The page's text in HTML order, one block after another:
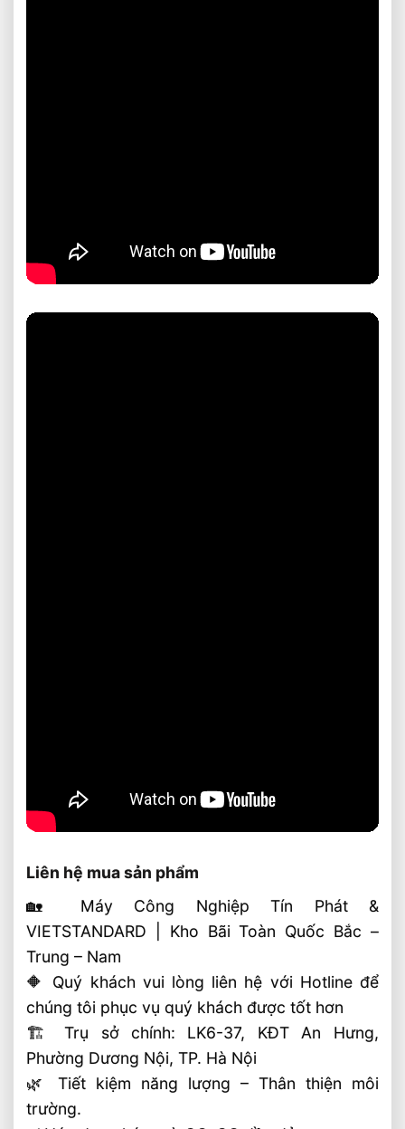
Liên hệ mua sản phẩm
🏡 Máy Công Nghiệp Tín Phát &
VIETSTANDARD | Kho Bãi Toàn Quốc Bắc –
Trung – Nam
🔶 Quý khách vui lòng liên hệ với Hotline để
chúng tôi phục vụ quý khách được tốt hơn
🏗 Trụ sở chính: LK6-37, KĐT An Hưng,
Phường Dương Nội, TP. Hà Nội
🌿 Tiết kiệm năng lượng – Thân thiện môi
trường.